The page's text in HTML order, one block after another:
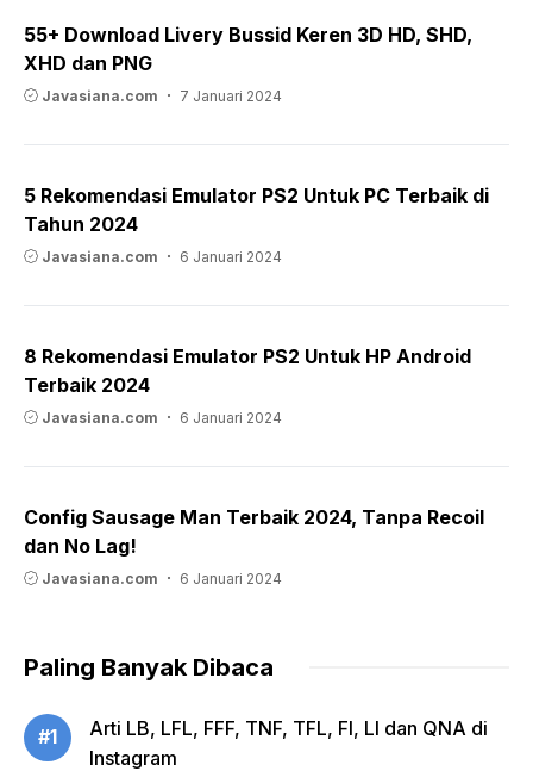
55+ Download Livery Bussid Keren 3D HD, SHD,
XHD dan PNG
Javasiana.com 7 Januari 2024
5 Rekomendasi Emulator PS2 Untuk PC Terbaik di
Tahun 2024
Javasiana.com 6 Januari 2024
8 Rekomendasi Emulator PS2 Untuk HP Android
Terbaik 2024
Javasiana.com 6 Januari 2024
Config Sausage Man Terbaik 2024, Tanpa Recoil
dan No Lag!
Javasiana.com 6 Januari 2024
Paling Banyak Dibaca
#1
Arti LB, LFL, FFF, TNF, TFL, FI, LI dan QNA di
Instagram